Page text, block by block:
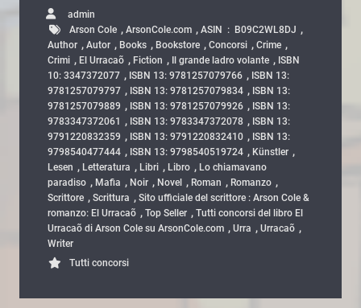
admin
Arson Cole , ArsonCole.com , ASIN ‏ : ‎ B09C2WL8DJ ,
Author , Autor , Books , Bookstore , Concorsi , Crime ,
Crimi , El Urracaõ , Fiction , Il grande ladro volante , ISBN
10: 3347372077 , ISBN 13: 9781257079766 , ISBN 13:
9781257079797 , ISBN 13: 9781257079834 , ISBN 13:
9781257079889 , ISBN 13: 9781257079926 , ISBN 13:
9783347372061
, ISBN 13: 9783347372078 , ISBN 13:
9791220832359 , ISBN 13: 9791220832410 , ISBN 13:
9798540477444 , ISBN 13: 9798540519724 , Künstler ,
Lesen , Letteratura , Libri , Libro , Lo chiamavano
paradiso , Mafia , Noir , Novel , Roman , Romanzo ,
Scrittore , Scrittura , Sito ufficiale del scrittore : Arson Cole &
romanzo: El Urracaõ , Top Seller , Tutti concorsi del libro El
Urracaõ di Arson Cole su ArsonCole.com , Urra , Urracaõ ,
Writer
Tutti concorsi